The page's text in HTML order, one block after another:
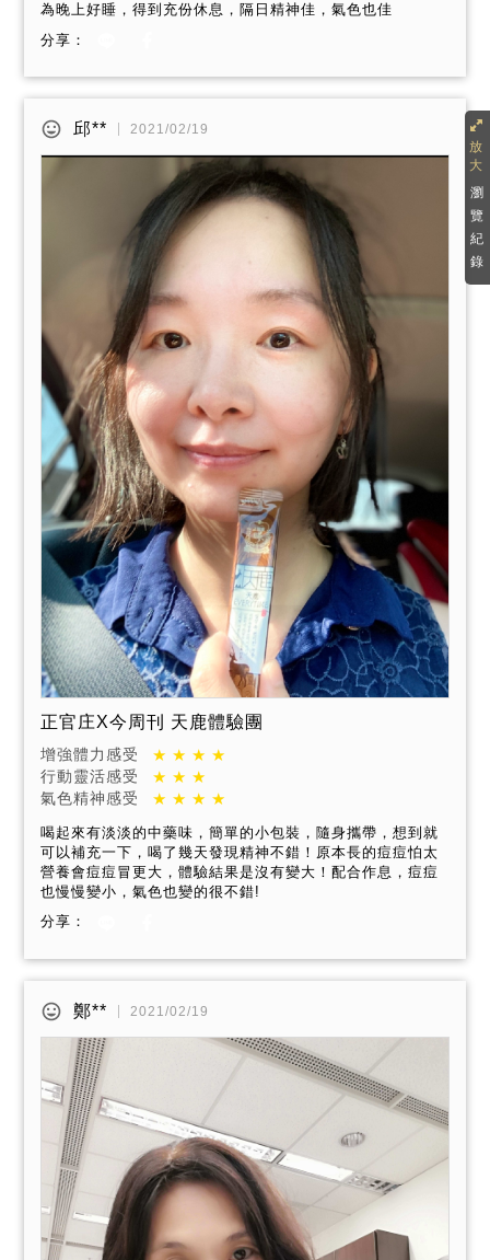
為晚上好睡，得到充份休息，隔日精神佳，氣色也佳
分享：
邱** 2021/02/19
正官庄X今周刊 天鹿體驗團
增強體力感受
行動靈活感受
氣色精神感受
喝起來有淡淡的中藥味，簡單的小包裝，隨身攜帶，想到就
可以補充一下，喝了幾天發現精神不錯！原本長的痘痘怕太
營養會痘痘冒更大，體驗結果是沒有變大！配合作息，痘痘
也慢慢變小，氣色也變的很不錯!
分享：
鄭** 2021/02/19
瀏
覽
紀
錄